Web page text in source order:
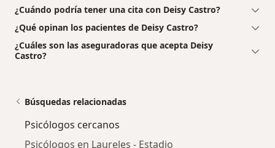
¿Cuándo podría tener una cita con Deisy Castro?
¿Qué opinan los pacientes de Deisy Castro?
¿Cuáles son las aseguradoras que acepta Deisy
Castro?
Búsquedas relacionadas
Psicólogos cercanos
Psicólogos en Laureles - Estadio